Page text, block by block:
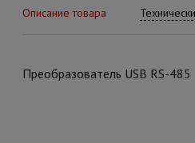
Описание товара
Преобразователь USB RS-485